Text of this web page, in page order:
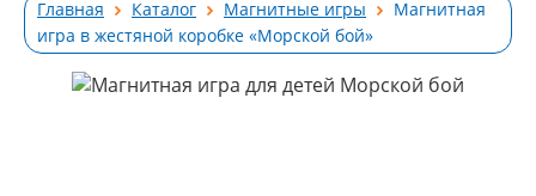
Главная Каталог Магнитные игры
Магнитная
игра в жестяной коробке «Морской бой»